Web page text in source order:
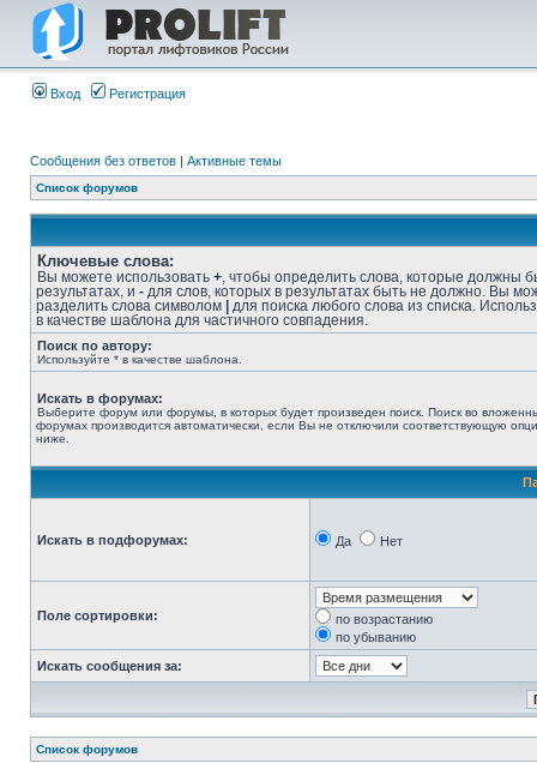
Вход Регистрация
Сообщения без ответов | Активные темы
Список форумов
Ключевые слова:
Вы можете использовать + , чтобы определить слова, которые должны
результатах, и - для слов, которых в результатах быть не должно. Вы
разделить слова символом
для поиска любого слова из списка.
в качестве шаблона для частичного совпадения.
Поиск по автору:
Используйте * в качестве шаблона.
Искать в форумах:
Выберите форум или форумы, в которых будет произведен поиск. Поиск во
форумах производится автоматически, если Вы не отключили соответствующую
ниже.
Искать в подфорумах: Да Нет
Поле сортировки:
по возрастанию
по убыванию
Искать сообщения за:
Список форумов